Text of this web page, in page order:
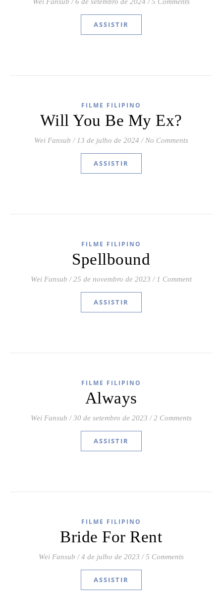
ASSISTIR
FILME FILIPINO
Will You Be My Ex?
Wei Fansub / 13 de julho de 2024 / No Comments
ASSISTIR
FILME FILIPINO
Spellbound
Wei Fansub / 25 de novembro de 2023 / 1 Comment
ASSISTIR
FILME FILIPINO
Always
Wei Fansub / 30 de setembro de 2023 / 2 Comments
ASSISTIR
FILME FILIPINO
Bride For Rent
Wei Fansub / 4 de julho de 2023 / 5 Comments
ASSISTIR